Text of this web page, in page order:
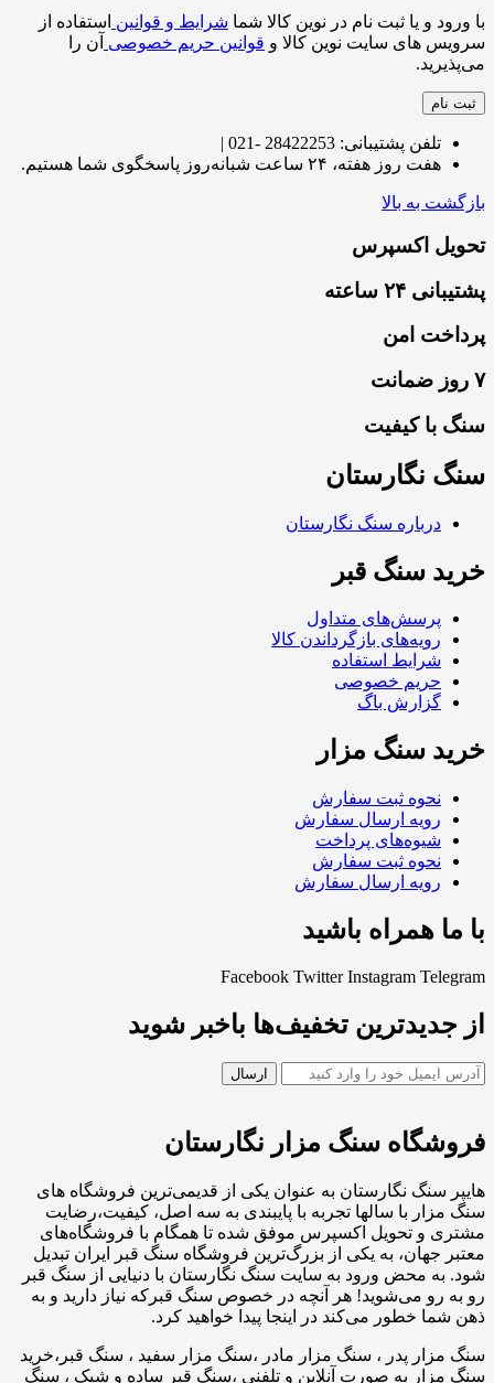
با ورود و یا ثبت نام در نوین کالا شما شرایط و قوانین استفاده از
سرویس های سایت نوین کالا و قوانین حریم خصوصی آن را
می‌پذیرید.
ثبت نام
تلفن پشتیبانی: 28422253 -021 |
هفت روز هفته، ۲۴ ساعت شبانه‌روز پاسخگوی شما هستیم.
بازگشت به بالا
تحویل اکسپرس
پشتیبانی ۲۴ ساعته
پرداخت امن
۷ روز ضمانت
سنگ با کیفیت
سنگ نگارستان
درباره سنگ نگارستان
خرید سنگ قبر
پرسش‌های متداول
رویه‌های بازگرداندن کالا
شرایط استفاده
حریم خصوصی
گزارش باگ
خرید سنگ مزار
نحوه ثبت سفارش
رویه ارسال سفارش
شیوه‌های پرداخت
نحوه ثبت سفارش
رویه ارسال سفارش
با ما همراه باشید
Facebook Twitter Instagram Telegram
از جدیدترین تخفیف‌ها باخبر شوید
فروشگاه سنگ مزار نگارستان
هایپر سنگ نگارستان به عنوان یکی از قدیمی‌ترین فروشگاه های
سنگ مزار با سالها تجربه با پایبندی به سه اصل، کیفیت،رضایت
مشتری و تحویل اکسپرس موفق شده تا همگام با فروشگاه‌های
معتبر جهان، به یکی از بزرگ‌ترین فروشگاه سنگ قبر ایران تبدیل
شود. به محض ورود به سایت سنگ نگارستان با دنیایی از سنگ قبر
رو به رو می‌شوید! هر آنچه در خصوص سنگ قبرکه نیاز دارید و به
ذهن شما خطور می‌کند در اینجا پیدا خواهید کرد.
سنگ مزار پدر ، سنگ مزار مادر ،سنگ مزار سفید ، سنگ قبر،خرید
سنگ مزار به صورت آنلاین و تلفنی ،سنگ قبر ساده و شیک ، سنگ